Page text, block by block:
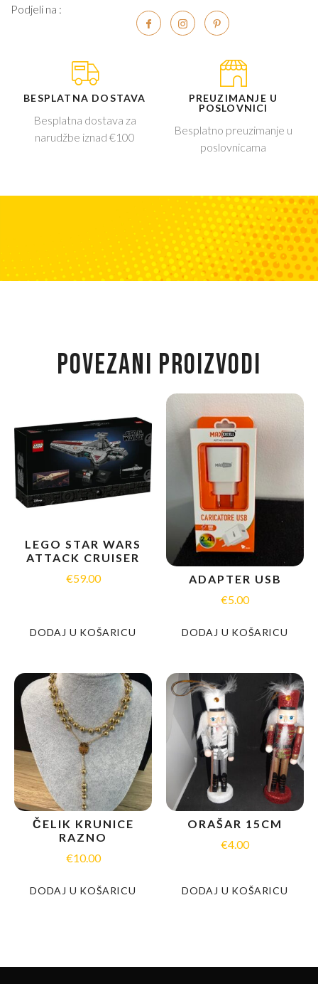
Podjeli na :
BESPLATNA DOSTAVA
Besplatna dostava za
narudžbe iznad €100
PREUZIMANJE U
POSLOVNICI
Besplatno preuzimanje u
poslovnicama
POVEZANI PROIZVODI
LEGO STAR WARS
ATTACK CRUISER
€59.00
DODAJ U KOŠARICU
ADAPTER USB
€5.00
DODAJ U KOŠARICU
ČELIK KRUNICE
RAZNO
€10.00
DODAJ U KOŠARICU
ORAŠAR 15CM
€4.00
DODAJ U KOŠARICU